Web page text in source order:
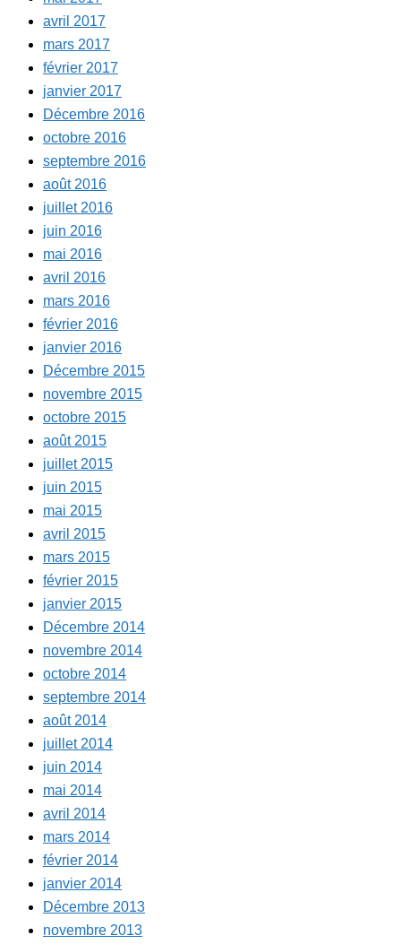
avril 2017
mars 2017
février 2017
janvier 2017
Décembre 2016
octobre 2016
septembre 2016
août 2016
juillet 2016
juin 2016
mai 2016
avril 2016
mars 2016
février 2016
janvier 2016
Décembre 2015
novembre 2015
octobre 2015
août 2015
juillet 2015
juin 2015
mai 2015
avril 2015
mars 2015
février 2015
janvier 2015
Décembre 2014
novembre 2014
octobre 2014
septembre 2014
août 2014
juillet 2014
juin 2014
mai 2014
avril 2014
mars 2014
février 2014
janvier 2014
Décembre 2013
novembre 2013